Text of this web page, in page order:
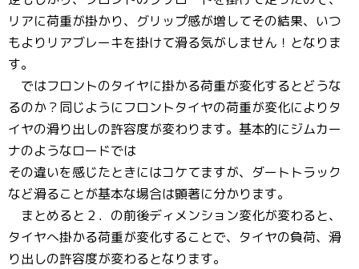
リアに荷重が掛かり、グリップ感が増してその結果、いつ
もよりリアブレーキを掛けて滑る気がしません！となりま
す。
ではフロントのタイヤに掛かる荷重が変化するとどうな
るのか？同じようにフロントタイヤの荷重が変化によりタ
イヤの滑り出しの許容度が変わります。基本的にジムカー
ナのようなロードでは
その違いを感じたときにはコケてますが、ダートトラック
など滑ることが基本な場合は顕著に分かります。
まとめると２．の前後ディメンション変化が変わると、
タイヤへ掛かる荷重が変化することで、タイヤの負荷、滑
り出しの許容度が変わるとなります。